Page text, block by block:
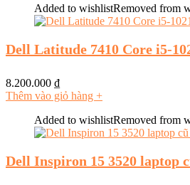
Added to wishlistRemoved from
Dell Latitude 7410 Core i5-
8.200.000 ₫
Thêm vào giỏ hàng +
Added to wishlistRemoved from
Dell Inspiron 15 3520 laptop